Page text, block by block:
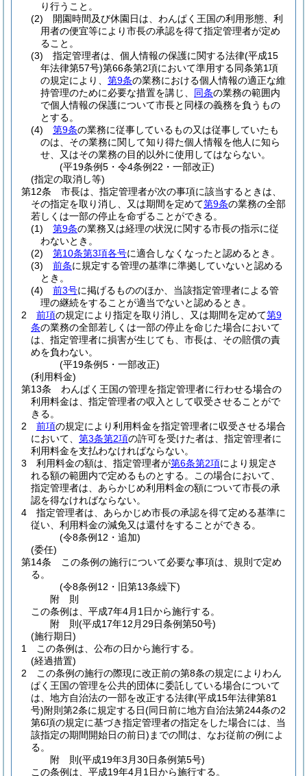
り行うこと。
(2)
開園時間及び休園日は、わんぱく王国の利用形態、利
用者の便宜等により市長の承認を得て指定管理者が定め
ること。
(3)
指定管理者は、個人情報の保護に関する法律(平成15
年法律第57号)第66条第2項において準用する同条第1項
の規定により、 第9条の業務における個人情報の適正な維
持管理のために必要な措置を講じ、 同条の業務の範囲内
で個人情報の保護について市長と同様の義務を負うもの
とする。
(4)
第9条の業務に従事しているもの又は従事していたも
のは、その業務に関して知り得た個人情報を他人に知ら
せ、又はその業務の目的以外に使用してはならない。
(平19条例5・令4条例22・一部改正)
(指定の取消し等)
第12条
市長は、指定管理者が次の事項に該当するときは、
その指定を取り消し、又は期間を定めて第9条の業務の全部
若しくは一部の停止を命ずることができる。
(1)
第9条の業務又は経理の状況に関する市長の指示に従
わないとき。
(2)
第10条第3項各号に適合しなくなったと認めるとき。
(3)
前条に規定する管理の基準に準拠していないと認める
とき。
(4)
前3号に掲げるもののほか、当該指定管理者による管
理の継続をすることが適当でないと認めるとき。
2
前項の規定により指定を取り消し、又は期間を定めて第9
条の業務の全部若しくは一部の停止を命じた場合において
は、指定管理者に損害が生じても、市長は、その賠償の責
めを負わない。
(平19条例5・一部改正)
(利用料金)
第13条
わんぱく王国の管理を指定管理者に行わせる場合の
利用料金は、指定管理者の収入として収受させることがで
きる。
2
前項の規定により利用料金を指定管理者に収受させる場合
において、 第3条第2項の許可を受けた者は、指定管理者に
利用料金を支払わなければならない。
3
利用料金の額は、指定管理者が第6条第2項により規定さ
れる額の範囲内で定めるものとする。
この場合において、
指定管理者は、あらかじめ利用料金の額について市長の承
認を得なければならない。
4
指定管理者は、あらかじめ市長の承認を得て定める基準に
従い、利用料金の減免又は還付をすることができる。
(令8条例12・追加)
(委任)
第14条
この条例の施行について必要な事項は、規則で定め
る。
(令8条例12・旧第13条繰下)
附 則
この条例は、平成7年4月1日から施行する。
附 則(平成17年12月29日条例第50号)
(施行期日)
1
この条例は、公布の日から施行する。
(経過措置)
2
この条例の施行の際現に改正前の第8条の規定によりわん
ぱく王国の管理を公共的団体に委託している場合について
は、地方自治法の一部を改正する法律(平成15年法律第81
号)附則第2条に規定する日(同日前に地方自治法第244条の2
第6項の規定に基づき指定管理者の指定をした場合には、当
該指定の期間開始日の前日) までの間は、なお従前の例によ
る。
附 則(平成19年3月30日条例第5号)
この条例は、平成19年4月1日から施行する。